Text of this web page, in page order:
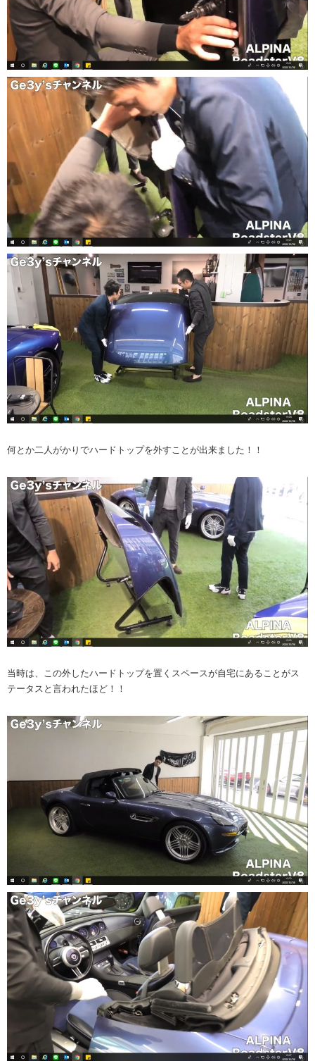
何とか二人がかりでハードトップを外すことが出来ました！！
当時は、この外したハードトップを置くスペースが自宅にあることがス
テータスと言われたほど！！